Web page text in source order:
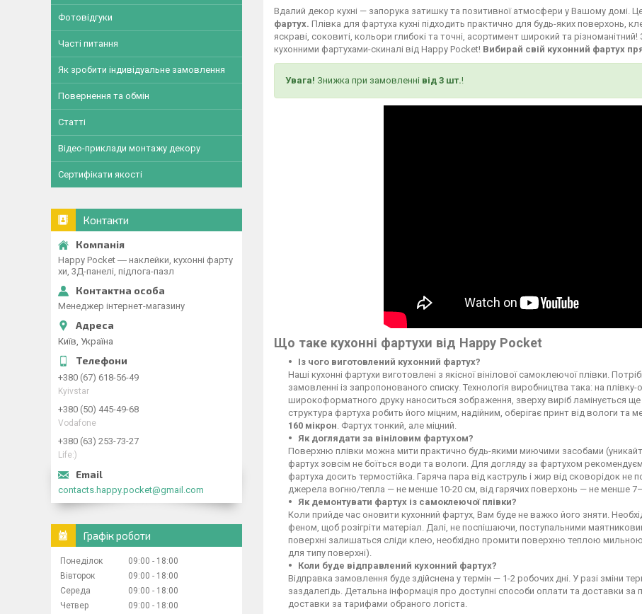
Вдалий декор кухні — запорука затишку та позитивної атмосфери у Вашому домі.
фартух. Плівка для фартуха кухні підходить практично для будь-яких поверхонь,
яскраві, соковиті, кольори глибокі та точні, асортимент широкий та
кухонними фартухами-скиналі від Happy Pocket! Вибирай свій кухонний фартух
Увага! Знижка при замовленні від 3 шт.!
Що таке кухонні фартухи від Happy Pocket
Із чого виготовлений кухонний фартух?
Наші кухонні фартухи виготовлені з якісної вінілової самоклеючої плівки.
замовленні із запропонованого списку. Технологія виробництва така: на
широкоформатного друку наноситься зображення, зверху виріб ламінується
структура фартуха робить його міцним, надійним, оберігає принт від вологи
160 мікрон . Фартух тонкий, але міцний.
Як доглядати за вініловим фартухом?
Поверхню плівки можна мити практично будь-якими миючими засобами (уникайте
фартух зовсім не боїться води та вологи. Для догляду за фартухом
фартуха досить термостійка. Гаряча пара від каструль і жир від сковорідок
джерела вогню/тепла — не менше 10-20 см, від гарячих поверхонь — не менше
Як демонтувати фартух із самоклеючої плівки?
Коли прийде час оновити кухонний фартух, Вам буде не важко його зняти.
феном, щоб розігріти матеріал. Далі, не поспішаючи, поступальними
поверхні залишаться сліди клею, необхідно промити поверхню теплою
для типу поверхні).
Коли буде відправлений кухонний фартух?
Відправка замовлення буде здійснена у термін — 1-2 робочих дні. У разі зміни
заздалегідь. Детальна інформація про доступні способи оплати та доставки за
доставки за тарифами обраного логіста.
Фотовідгуки
Часті питання
Як зробити індивідуальне замовлення
Повернення та обмін
Статті
Відео-приклади монтажу декору
Сертифікати якості
Контакти
Happy Pocket ― наклейки, кухонні фарту
хи, 3Д-панелі, підлога-пазл
Менеджер інтернет-магазину
Київ, Україна
+380 (67) 618-56-49
Kyivstar
+380 (50) 445-49-68
Vodafone
+380 (63) 253-73-27
Life:)
contacts.happy.pocket@gmail.com
Графік роботи
Понеділок 09:00
18:00
Вівторок
09:00
18:00
Середа
09:00
18:00
Четвер
09:00
18:00